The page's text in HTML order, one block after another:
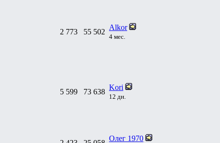
2 773 55 502
Alkor
4 мес.
5 599 73 638
Kori
12 дн.
Олег 1970